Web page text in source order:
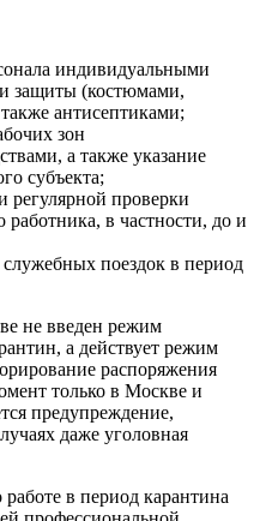
индивидуальными
защиты (костюмами,
антисептиками;
зон
а также указание
субъекта;
регулярной проверки
работника, в частности, до и
поездок в период
не введен режим
а действует режим
распоряжения
только в Москве и
предупреждение,
даже уголовная
в период карантина